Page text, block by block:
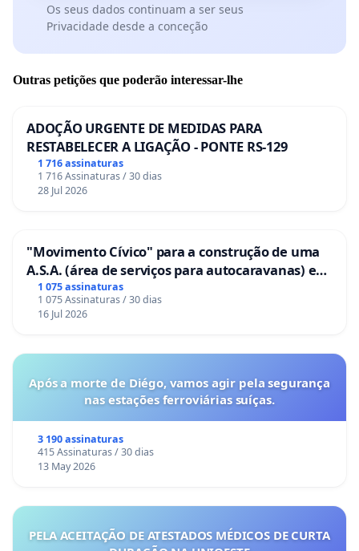
Os seus dados continuam a ser seus
Privacidade desde a conceção
Outras petições que poderão interessar-lhe
ADOÇÃO URGENTE DE MEDIDAS PARA
RESTABELECER A LIGAÇÃO - PONTE RS-129
1 716 assinaturas
1 716 Assinaturas / 30 dias
28 Jul 2026
"Movimento Cívico" para a construção de uma
A.S.A. (área de serviços para autocaravanas) em
Coimbra
1 075 assinaturas
1 075 Assinaturas / 30 dias
16 Jul 2026
Após a morte de Diégo, vamos agir pela segurança
nas estações ferroviárias suíças.
3 190 assinaturas
415 Assinaturas / 30 dias
13 May 2026
PELA ACEITAÇÃO DE ATESTADOS MÉDICOS DE CURTA